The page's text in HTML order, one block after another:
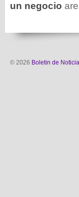
un negocio
© 2026 Boletin de